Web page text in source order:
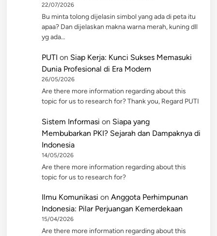
22/07/2026
Bu minta tolong dijelasin simbol yang ada di peta itu
apaa? Dan dijelaskan makna warna merah, kuning dll
yg ada…
PUTI on Siap Kerja: Kunci Sukses Memasuki
Dunia Profesional di Era Modern
26/05/2026
Are there more information regarding about this
topic for us to research for? Thank you, Regard PUTI
Sistem Informasi on Siapa yang
Membubarkan PKI? Sejarah dan Dampaknya di
Indonesia
14/05/2026
Are there more information regarding about this
topic for us to research for?
Ilmu Komunikasi on Anggota Perhimpunan
Indonesia: Pilar Perjuangan Kemerdekaan
15/04/2026
Are there more information regarding about this